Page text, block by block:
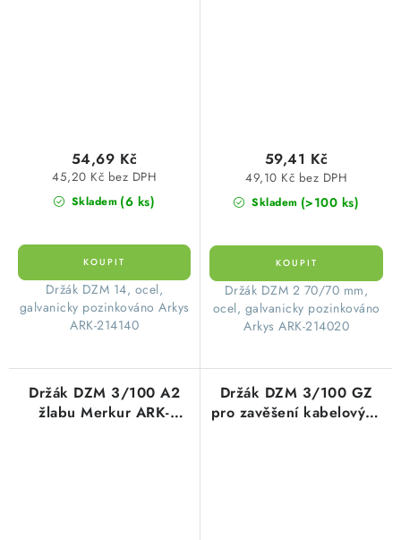
Skladem (6 ks)
45,20 Kč bez DPH
54,69 Kč
Držák DZM 14, ocel,
galvanicky pozinkováno Arkys
ARK-214140
Skladem (>100 ks)
49,10 Kč bez DPH
59,41 Kč
Držák DZM 2 70/70 mm,
ocel, galvanicky pozinkováno
Arkys ARK-214020
Držák DZM 3/100 A2
žlabu Merkur ARK-
Držák DZM 3/100 GZ
pro zavěšení kabelových